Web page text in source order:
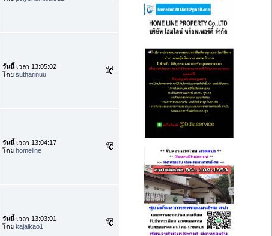
วันนี้เวลา 13:05:02
โดย sutharinuu
วันนี้เวลา 13:04:17
โดย homeline
วันนี้เวลา 13:03:01
โดย kajaikao1